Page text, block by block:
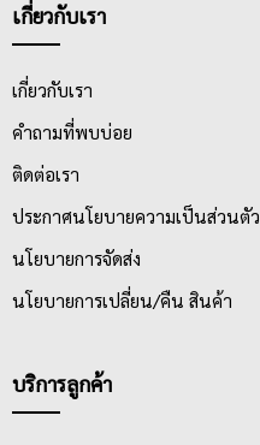
เกี่ยวกับเรา
เกี่ยวกับเรา
คำถามที่พบบ่อย
ติดต่อเรา
ประกาศนโยบายความเป็นส่วนตัว
นโยบายการจัดส่ง
นโยบายการเปลี่ยน/คืน สินค้า
บริการลูกค้า